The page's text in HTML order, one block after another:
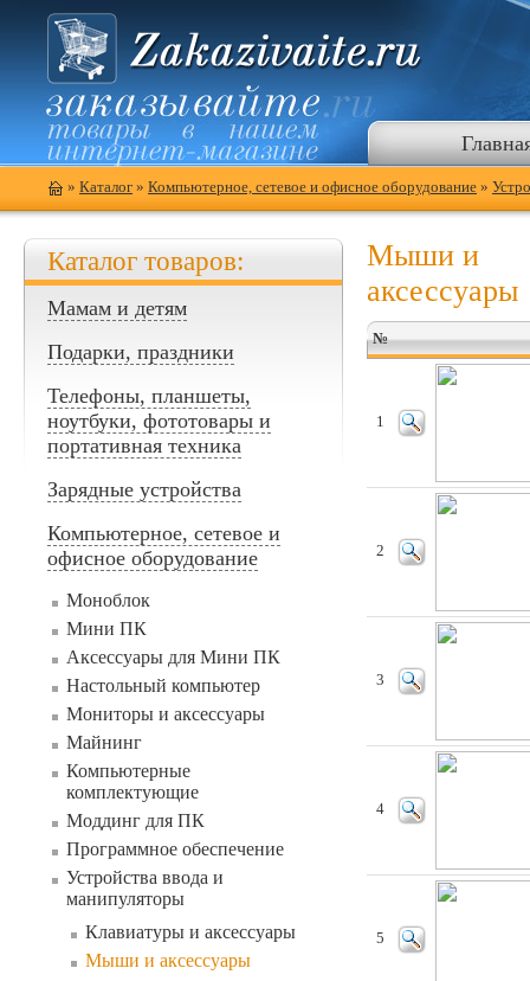
» Каталог » Компьютерное, сетевое и офисное оборудование »
Каталог товаров:
Мамам и детям
Подарки, праздники
Телефоны, планшеты,
ноутбуки, фототовары и
портативная техника
Зарядные устройства
Компьютерное, сетевое и
офисное оборудование
Моноблок
Мини ПК
Аксессуары для Мини ПК
Настольный компьютер
Мониторы и аксессуары
Майнинг
Компьютерные
комплектующие
Моддинг для ПК
Программное обеспечение
Устройства ввода и
манипуляторы
Клавиатуры и аксессуары
Мыши и аксессуары
Мыши и
аксессуары
№
1
2
3
4
5